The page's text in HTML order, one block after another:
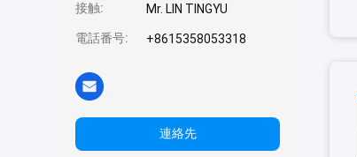
接触: Mr. LIN TINGYU
電話番号: +8615358053318
連絡先